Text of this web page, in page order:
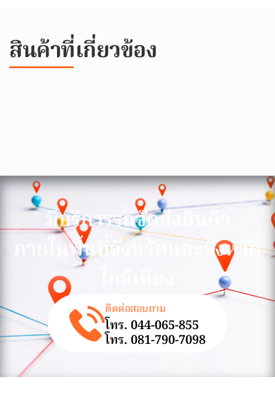
สินค้าที่เกี่ยวข้อง
มีบริการรถจัดส่งสินค้า
ภายในพื้นที่จังหวัดและจังหวัด
ติดต่อสอบถาม
โทร. 044-065-855
โทร. 081-790-7098